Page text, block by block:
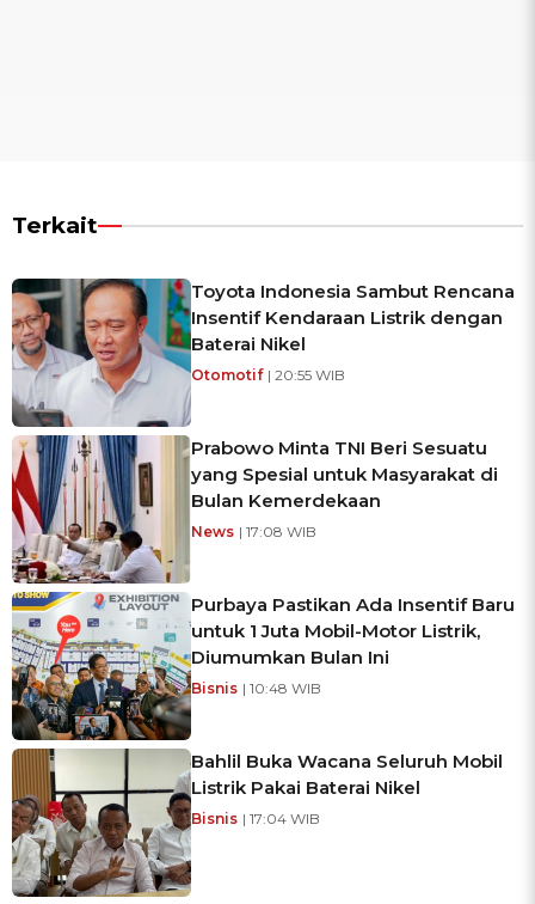
Terkait
Toyota Indonesia Sambut Rencana
Insentif Kendaraan Listrik dengan
Baterai Nikel
Otomotif | 20:55 WIB
Prabowo Minta TNI Beri Sesuatu
yang Spesial untuk Masyarakat di
Bulan Kemerdekaan
News | 17:08 WIB
Purbaya Pastikan Ada Insentif Baru
untuk 1 Juta Mobil-Motor Listrik,
Diumumkan Bulan Ini
Bisnis | 10:48 WIB
Bahlil Buka Wacana Seluruh Mobil
Listrik Pakai Baterai Nikel
Bisnis | 17:04 WIB